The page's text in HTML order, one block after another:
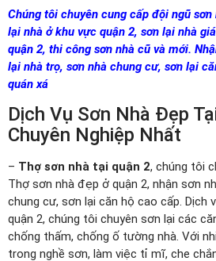
Chúng tôi chuyên cung cấp đội ngũ
lại nhà ở khu vực quận 2, sơn lại nhà
quận 2, thi công sơn nhà cũ và mới.
lại nhà trọ, sơn nhà chung cư, sơn lại
quán xá
Dịch Vụ Sơn Nhà Đẹp
Chuyên Nghiệp Nhất
– Thợ sơn nhà tại quận 2, chúng tôi
Thợ sơn nhà đẹp ở quận 2, nhận sơn
chung cư, sơn lại căn hộ cao cấp. Dịch
quận 2, chúng tôi chuyên sơn lại các
chống thấm, chống ố tường nhà. Với
trong nghề sơn, làm việc tỉ mĩ, che